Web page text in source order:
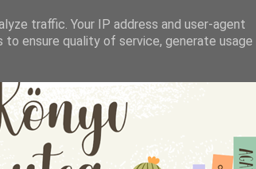
traffic. Your IP address and user-agent
ensure quality of service, generate usage